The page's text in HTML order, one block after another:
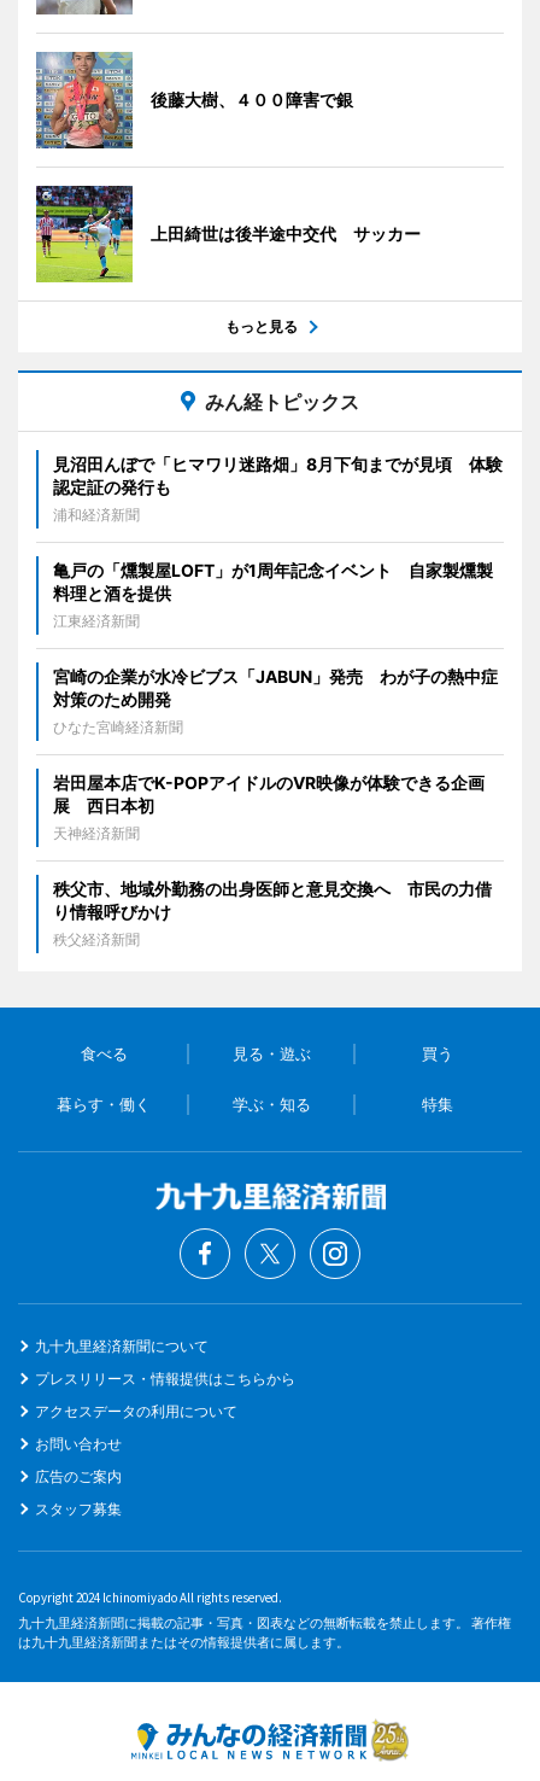
後藤大樹、４００障害で銀
上田綺世は後半途中交代 サッカー
もっと見る
みん経トピックス
見沼田んぼで「ヒマワリ迷路畑」8月下旬までが見頃 体験
認定証の発行も
浦和経済新聞
亀戸の「燻製屋LOFT」が1周年記念イベント 自家製燻製
料理と酒を提供
江東経済新聞
宮崎の企業が水冷ビブス「JABUN」発売 わが子の熱中症
対策のため開発
ひなた宮崎経済新聞
岩田屋本店でK-POPアイドルのVR映像が体験できる企画
展 西日本初
天神経済新聞
秩父市、地域外勤務の出身医師と意見交換へ 市民の力借
り情報呼びかけ
秩父経済新聞
食べる 見る・遊ぶ 買う
暮らす・働く 学ぶ・知る 特集
九十九里経済新聞について
プレスリリース・情報提供はこちらから
アクセスデータの利用について
お問い合わせ
広告のご案内
スタッフ募集
Copyright 2024 Ichinomiyado All rights reserved.
九十九里経済新聞に掲載の記事・写真・図表などの無断転載を禁止します。 著作権
は九十九里経済新聞またはその情報提供者に属します。